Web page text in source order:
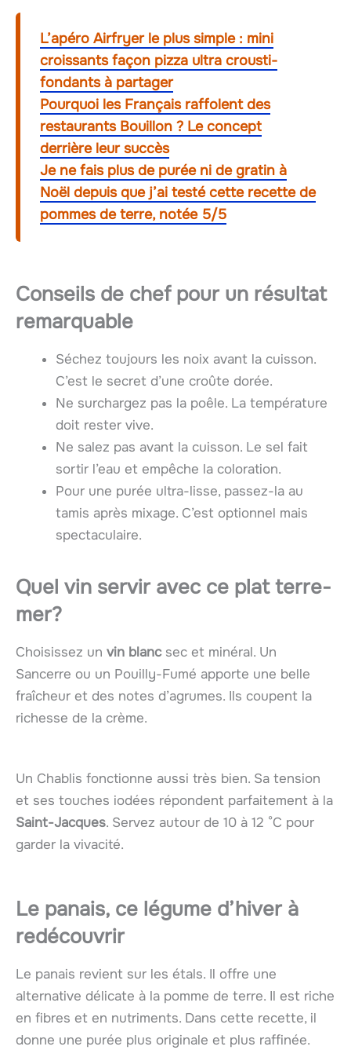
L’apéro Airfryer le plus simple : mini
croissants façon pizza ultra crousti-
fondants à partager
Pourquoi les Français raffolent des
restaurants Bouillon ? Le concept
derrière leur succès
Je ne fais plus de purée ni de gratin à
Noël depuis que j’ai testé cette recette de
pommes de terre, notée 5/5
Conseils de chef pour un résultat
remarquable
Séchez toujours les noix avant la cuisson.
C’est le secret d’une croûte dorée.
Ne surchargez pas la poêle. La température
doit rester vive.
Ne salez pas avant la cuisson. Le sel fait
sortir l’eau et empêche la coloration.
Pour une purée ultra-lisse, passez-la au
tamis après mixage. C’est optionnel mais
spectaculaire.
Quel vin servir avec ce platterre-
mer?
Choisissez un vin blancsec et minéral. Un
Sancerre ou un Pouilly-Fumé apporte une belle
fraîcheur et des notes d’agrumes. Ils coupent la
richesse de la crème.
Un Chablis fonctionne aussi très bien. Sa tension
et ses touches iodées répondent parfaitement à la
Saint-Jacques. Servez autour de 10 à 12 °C pour
garder la vivacité.
Le panais, ce légume d’hiver à
redécouvrir
Le panais revient sur les étals. Il offre une
alternative délicate à la pomme de terre. Il est riche
en fibres et en nutriments. Dans cette recette, il
donne une purée plus originale et plus raffinée.